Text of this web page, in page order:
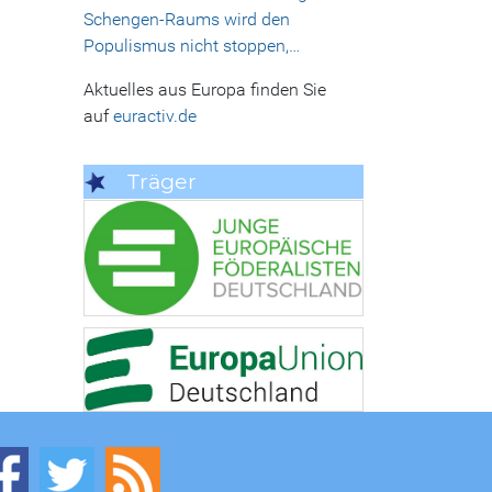
Schengen-Raums wird den
Populismus nicht stoppen,…
Aktuelles aus Europa finden Sie
aufeuractiv.de
Träger